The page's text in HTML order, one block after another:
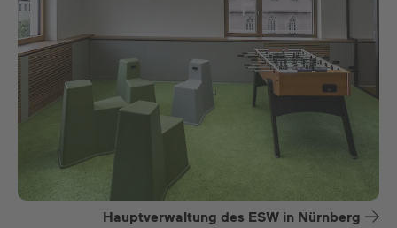
Hauptverwaltung des ESW in Nürnberg